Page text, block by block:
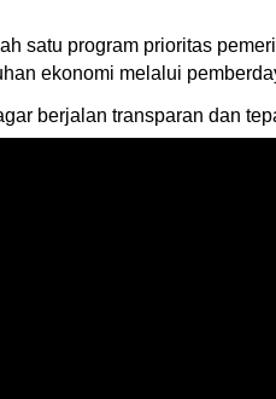
satu program prioritas
ekonomi melalui
berjalan transparan dan